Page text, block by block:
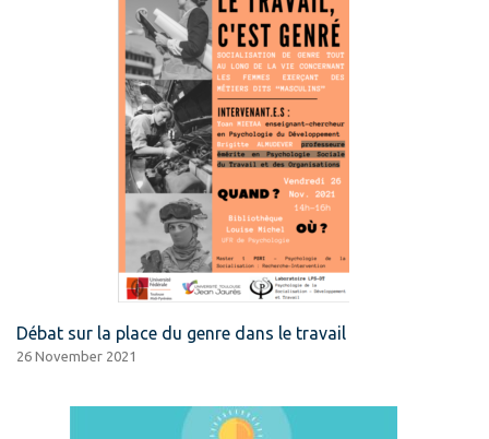
Débat sur la place du genre dans le travail
26 November 2021